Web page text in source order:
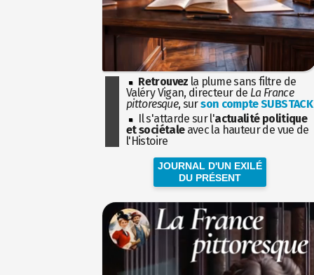
Retrouvez la plume sans filtre de
Valéry Vigan, directeur de La France
pittoresque, surson compte SUBSTACK
Il s'attarde sur l'actualité politique
et sociétaleavec la hauteur de vue de
l'Histoire
JOURNAL D'UN EXILÉ
DU PRÉSENT